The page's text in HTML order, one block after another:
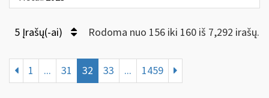
5 Įrašų(-ai) Rodoma nuo 156 iki 160 iš 7,292 irašų.
1 ... 31 32 33 ... 1459